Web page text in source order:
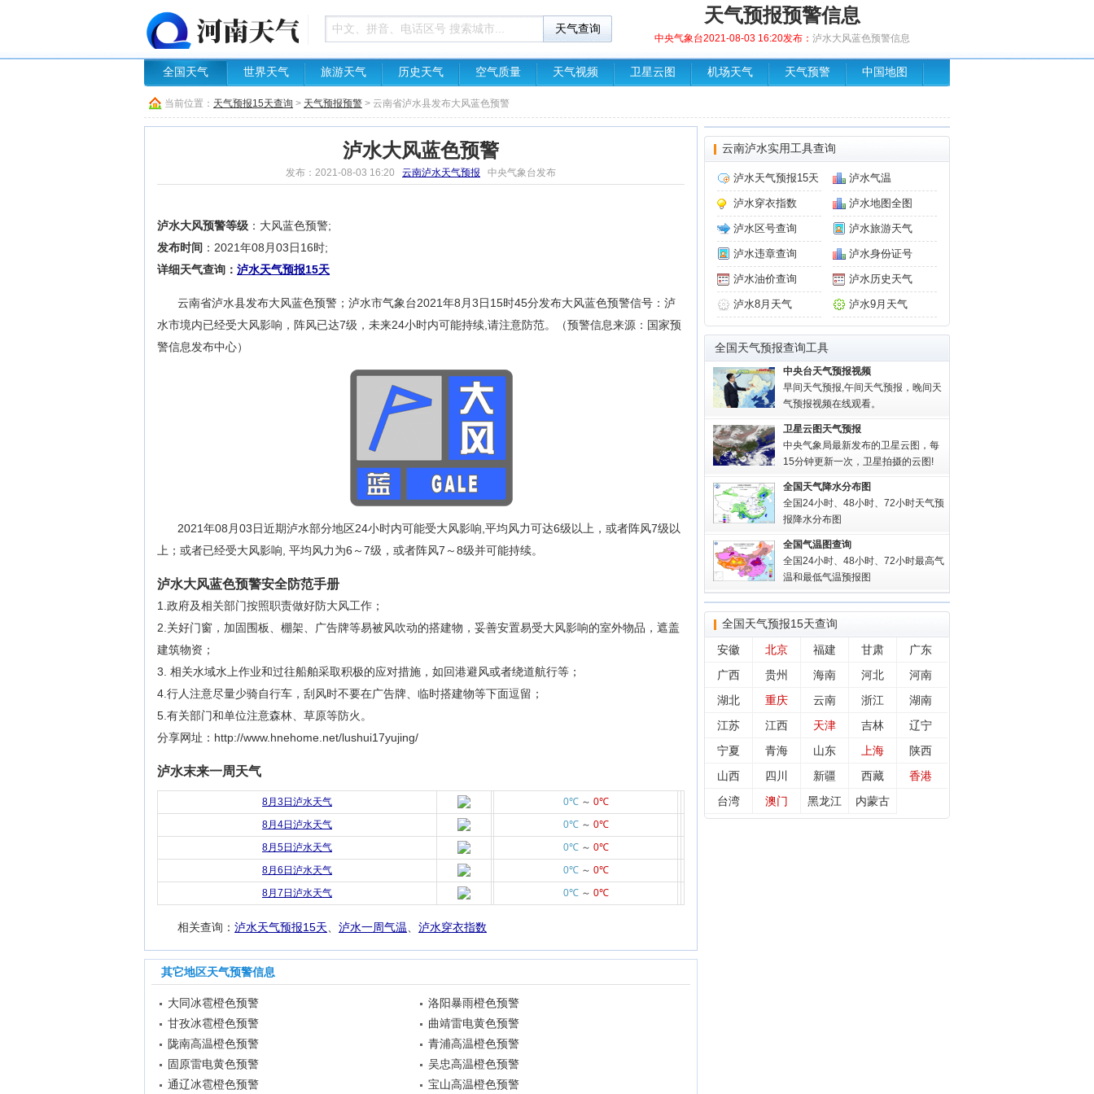
天气预报预警信息
中央气象台2021-08-03 16:20发布： 泸水大风蓝色预警信息
全国天气 世界天气 旅游天气 历史天气 空气质量 天气视频 卫星云图 机场天气 天气预警 中国地图
当前位置： 天气预报15天查询 > 天气预报预警 > 云南省泸水县发布大风蓝色预警
泸水大风蓝色预警
发布：2021-08-03 16:20 云南泸水天气预报 中央气象台发布
泸水大风预警等级 ：大风蓝色预警;
发布时间 ：2021年08月03日16时;
详细天气查询： 泸水天气预报15天
云南省泸水县发布大风蓝色预警；泸水市气象台2021年8月3日15时45分发布大风蓝色预警信号：泸
水市境内已经受大风影响，阵风已达7级，未来24小时内可能持续,请注意防范。（预警信息来源：国家预
警信息发布中心）
2021年08月03日近期泸水部分地区24小时内可能受大风影响,平均风力可达6级以上，或者阵风7级以
上；或者已经受大风影响, 平均风力为6～7级，或者阵风7～8级并可能持续。
泸水大风蓝色预警安全防范手册
1.政府及相关部门按照职责做好防大风工作；
2.关好门窗，加固围板、棚架、广告牌等易被风吹动的搭建物，妥善安置易受大风影响的室外物品，遮盖
建筑物资；
3. 相关水域水上作业和过往船舶采取积极的应对措施，如回港避风或者绕道航行等；
4.行人注意尽量少骑自行车，刮风时不要在广告牌、临时搭建物等下面逗留；
5.有关部门和单位注意森林、草原等防火。
分享网址：http://www.hnehome.net/lushui17yujing/
泸水末来一周天气
8月3日泸水天气 0℃～ 0℃
8月4日泸水天气
0℃～ 0℃
8月5日泸水天气
0℃～ 0℃
8月6日泸水天气
0℃～ 0℃
8月7日泸水天气
0℃～ 0℃
相关查询： 泸水天气预报15天 泸水一周气温 泸水穿衣指数
其它地区天气预警信息
大同冰雹橙色预警
洛阳暴雨橙色预警
甘孜冰雹橙色预警
曲靖雷电黄色预警
陇南高温橙色预警
青浦高温橙色预警
固原雷电黄色预警
吴忠高温橙色预警
通辽冰雹橙色预警
宝山高温橙色预警
云南泸水实用工具查询
泸水天气预报15天 泸水气温
泸水穿衣指数 泸水地图全图
泸水区号查询 泸水旅游天气
泸水违章查询 泸水身份证号
泸水油价查询 泸水历史天气
泸水8月天气 泸水9月天气
全国天气预报查询工具
中央台天气预报视频
早间天气预报,午间天气预报，晚间天
气预报视频在线观看。
卫星云图天气预报
中央气象局最新发布的卫星云图，每
15分钟更新一次，卫星拍摄的云图!
全国天气降水分布图
全国24小时、48小时、72小时天气预
报降水分布图
全国气温图查询
全国24小时、48小时、72小时最高气
温和最低气温预报图
全国天气预报15天查询
安徽
北京 福建 甘肃
广东
广西
贵州 海南 河北
河南
湖北
重庆 云南 浙江
湖南
江苏
江西 天津 吉林
辽宁
宁夏
青海 山东 上海
陕西
山西
四川 新疆 西藏
香港
台湾
澳门 黑龙江 内蒙古